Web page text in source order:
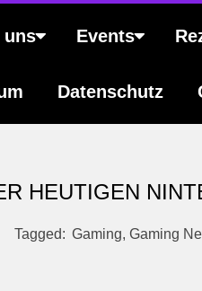
uns Events
Datenschutz
HEUTIGEN
Tagged: Gaming, Gaming